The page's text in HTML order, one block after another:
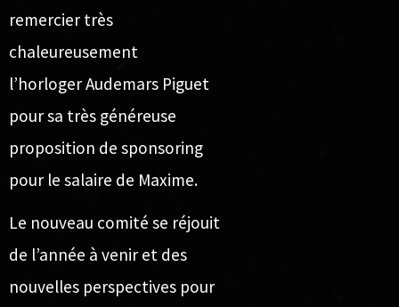
remercier très
chaleureusement
l’horlogerAudemars Piguet
pour sa très généreuse
proposition de sponsoring
pour le salaire de Maxime.
Le nouveau comité se réjouit
de l’année à venir et des
nouvelles perspectives pour